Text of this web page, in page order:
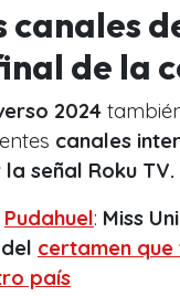
canales
de la
2024
canales
señal Roku TV.
Pudahuel: Miss
certamen que
país